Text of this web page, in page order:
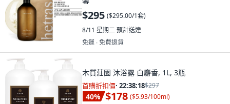
$295 ($295.00/1套)
8/11 星期二預計送達
免運 ∙ 免費退貨
木質莊園 沐浴露 白麝香, 1L, 3瓶
首購折扣價· 22:38:16$297
40% $178 ($5.93/100ml)